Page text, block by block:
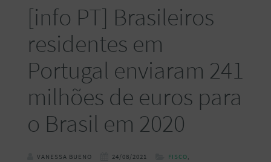
[info PT] Brasileiros
residentes em
Portugal enviaram 241
milhões de euros para
o Brasil em 2020
VANESSA BUENO 24/08/2021 FISCO,